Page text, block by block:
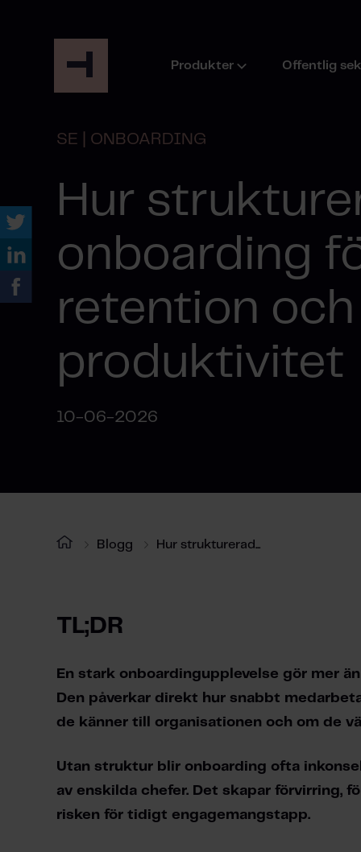
Produkter Offentlig
SE | ONBOARDING
Hur
onboarding
retention
produktivitet
10-06-2026
Blogg Hur strukturerad...
TL;DR
En stark onboardingupplevelse gör mer
Den påverkar direkt hur snabbt
de känner till organisationen och om de
Utan struktur blir onboarding ofta
av enskilda chefer. Det skapar förvirring,
risken för tidigt engagemangstapp.